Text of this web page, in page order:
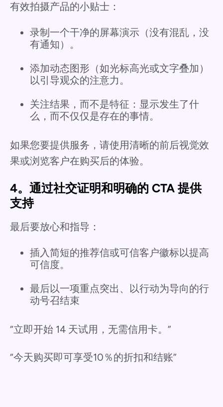
有效拍摄产品的小贴士：
录制一个干净的屏幕演示（没有混乱，没
有通知）。
添加动态图形（如光标高光或文字叠加）
以引导观众的注意力。
关注结果，而不是特征：显示发生了什
么，而不仅仅是存在的事情。
如果您要提供服务，请使用清晰的前后视觉效
果或浏览客户在购买后的体验。
4。通过社交证明和明确的 CTA 提供
支持
最后要放心和指导：
插入简短的推荐信或可信客户徽标以提高
可信度。
最后以一项重点突出、以行动为导向的行
动号召结束
“立即开始 14 天试用，无需信用卡。”
“今天购买即可享受10％的折扣和结账”